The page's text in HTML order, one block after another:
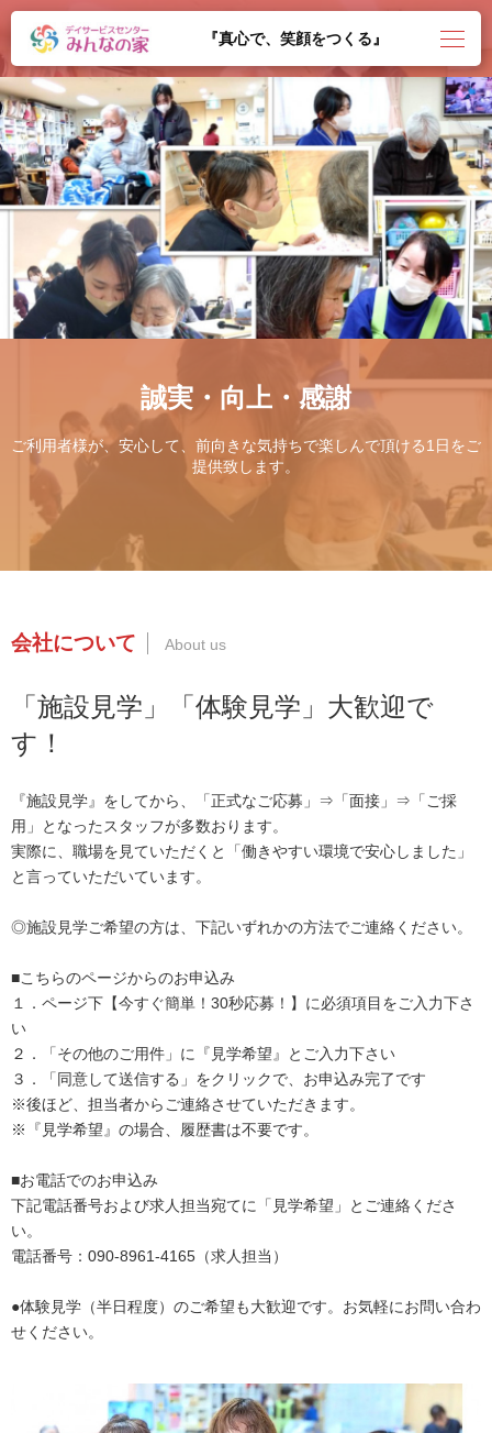
『真心で、笑顔をつくる』
誠実・向上・感謝
ご利用者様が、安心して、前向きな気持ちで楽しんで頂ける1日をご
提供致します。
会社について
「施設見学」「体験見学」大歓迎で
す！
『施設見学』をしてから、「正式なご応募」⇒「面接」⇒「ご採
用」となったスタッフが多数おります。
実際に、職場を見ていただくと「働きやすい環境で安心しました」
と言っていただいています。
◎施設見学ご希望の方は、下記いずれかの方法でご連絡ください。
■こちらのページからのお申込み
１．ページ下【今すぐ簡単！30秒応募！】に必須項目をご入力下さ
い
２．「その他のご用件」に『見学希望』とご入力下さい
３．「同意して送信する」をクリックで、お申込み完了です
※後ほど、担当者からご連絡させていただきます。
※『見学希望』の場合、履歴書は不要です。
■お電話でのお申込み
下記電話番号および求人担当宛てに「見学希望」とご連絡くださ
い。
電話番号：090-8961-4165（求人担当）
●体験見学（半日程度）のご希望も大歓迎です。お気軽にお問い合わ
せください。